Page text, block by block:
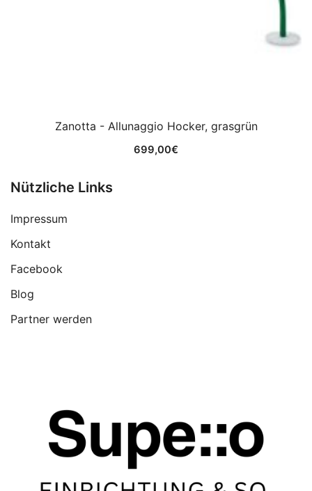
Zanotta - Allunaggio Hocker, grasgrün
699,00€
Nützliche Links
Impressum
Kontakt
Facebook
Blog
Partner werden